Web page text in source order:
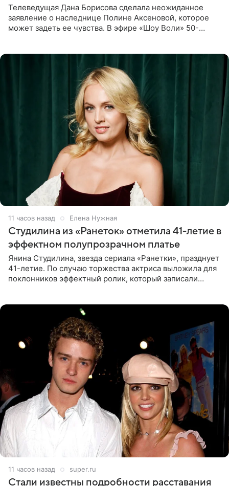
Телеведущая Дана Борисова сделала неожиданное
заявление о наследнице Полине Аксеновой, которое
может задеть ее чувства. В эфире «Шоу Воли» 50-
11 часов назад Елена Нужная
Студилина из «Ранеток» отметила 41-летие в
эффектном полупрозрачном платье
Янина Студилина, звезда сериала «Ранетки», празднует
41-летие. По случаю торжества актриса выложила для
поклонников эффектный ролик, который записали
11 часов назад super.ru
Стали известны подробности расставания